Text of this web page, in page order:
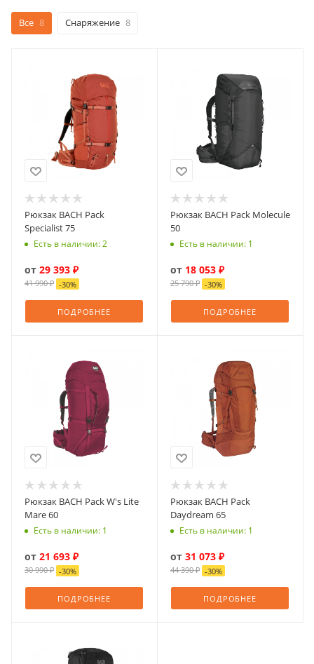
Все 8 Снаряжение 8
Рюкзак BACH Pack
Specialist 75
Есть в наличии: 2
от 29 393 ₽
41 990 ₽ -30%
ПОДРОБНЕЕ
Рюкзак BACH Pack Molecule
50
Есть в наличии: 1
от 18 053 ₽
25 790 ₽ -30%
ПОДРОБНЕЕ
Рюкзак BACH Pack W's Lite
Mare 60
Есть в наличии: 1
от 21 693 ₽
30 990 ₽ -30%
ПОДРОБНЕЕ
Рюкзак BACH Pack
Daydream 65
Есть в наличии: 1
от 31 073 ₽
44 390 ₽ -30%
ПОДРОБНЕЕ